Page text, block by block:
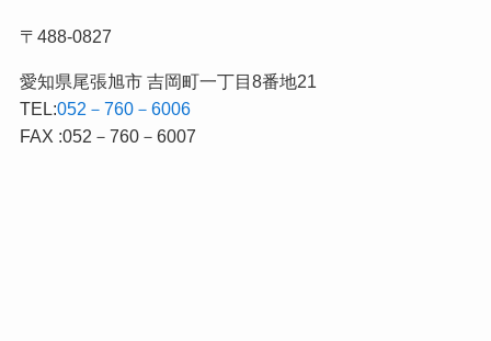
〒488-0827
愛知県尾張旭市 吉岡町一丁目8番地21
TEL:052－760－6006
FAX :052－760－6007